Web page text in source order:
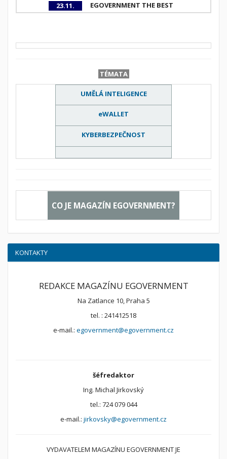
23.11.
EGOVERNMENT THE BEST
TÉMATA
UMĚLÁ INTELIGENCE
eWALLET
KYBERBEZPEČNOST
CO JE MAGAZÍN EGOVERNMENT?
KONTAKTY
REDAKCE MAGAZÍNU EGOVERNMENT
Na Zatlance 10, Praha 5
tel. : 241412518
e-mail.: egovernment@egovernment.cz
šéfredaktor
Ing. Michal Jirkovský
tel.: 724 079 044
e-mail.: jirkovsky@egovernment.cz
VYDAVATELEM MAGAZÍNU EGOVERNMENT JE